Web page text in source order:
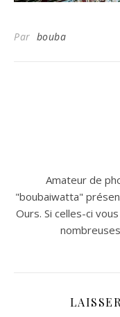
Par bouba
Amateur de
"boubaiwatta"
Ours. Si celles-ci